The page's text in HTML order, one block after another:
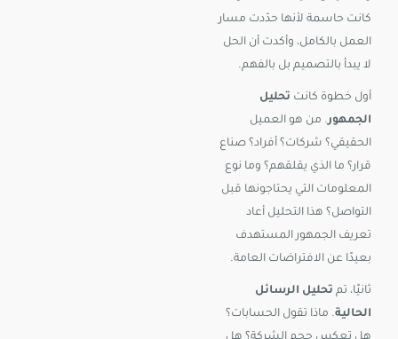
كانت حاسمة لأنها حدّدت مسار
العمل بالكامل، وأكدت أن الحل
لا يبدأ بالتصميم بل بالفهم.
أول خطوة كانت تحليل
الجمهور. من هو العميل
الحقيقي؟ شركات؟ أفراد؟ صناع
قرار؟ ما الذي يقلقهم؟ وما نوع
المعلومات التي يحتاجونها قبل
التواصل؟ هذا التحليل أعاد
تعريف الجمهور المستهدف
بعيدًا عن الافتراضات العامة.
ثانيًا، تم تحليل الرسائل
الحالية. ماذا تقول الحسابات؟